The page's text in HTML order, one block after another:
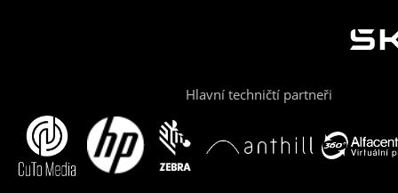
Hlavní techničtí partneři